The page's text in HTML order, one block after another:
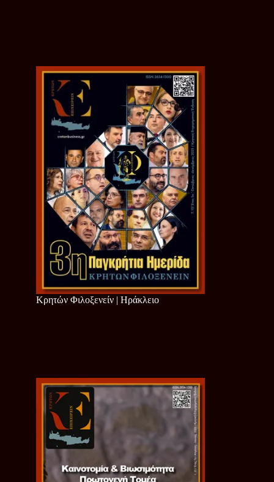
Κρητών Φιλοξενείν | Ηράκλειο